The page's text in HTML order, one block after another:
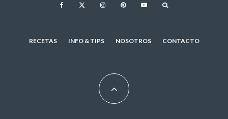
RECETAS INFO & TIPS NOSOTROS CONTACTO